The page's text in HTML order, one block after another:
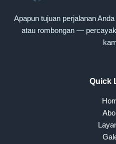
Apapun tujuan perjalanan
atau rombongan —
Quick